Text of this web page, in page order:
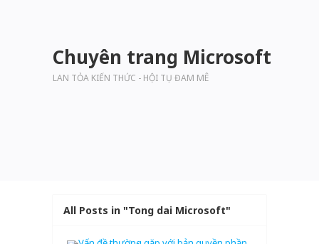
Chuyên trang Microsoft
LAN TỎA KIẾN THỨC - HỘI TỤ ĐAM MÊ
All Posts in "Tong dai Microsoft"